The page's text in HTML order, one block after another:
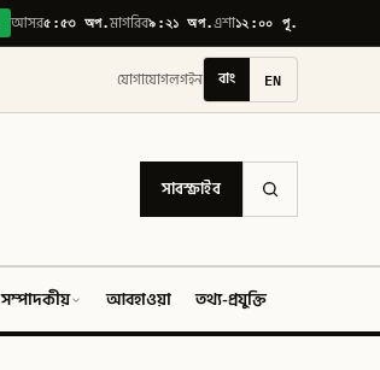
আসর৫:৫৩ অপ.মাগরিব৯:২১ অপ.এশা১২:০০ পূ.
যোগাযোগলগইন বাং EN
সাবস্ক্রাইব
সম্পাদকীয় আবহাওয়া তথ্য-প্রযুক্তি